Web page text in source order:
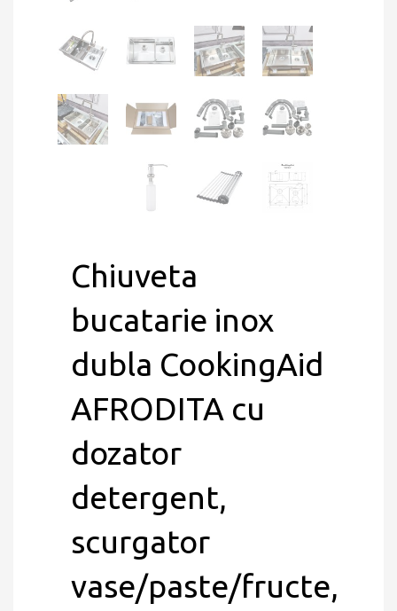
Chiuveta
bucatarie inox
dubla CookingAid
AFRODITA cu
dozator
detergent,
scurgator
vase/paste/fructe,